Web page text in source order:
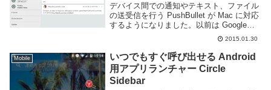
デバイス間での通知やテキスト、ファイル
の送受信を行う PushBullet が Mac に対応
するようになりました。以前は Google
Chrome や Firefox 等ブラウザの拡張機能
として動いてたのですが、OS X ネイティ
ブのア...
2015.01.30
Mobile
いつでもすぐ呼び出せる Android
用アプリランチャー Circle
Sidebar